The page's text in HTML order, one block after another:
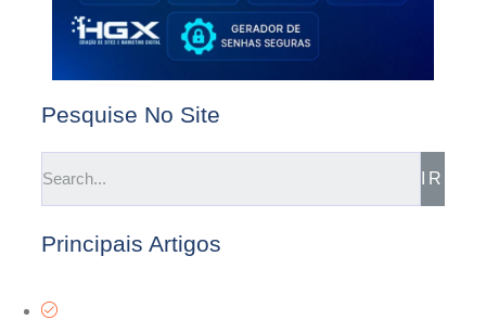
Pesquise No Site
IR
Principais Artigos